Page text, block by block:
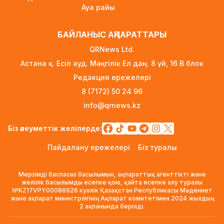
үй несиесі берілуі мүмкін
Футболдан Қазақстан құрамасына жаңа бас
2 күн бұрын
«Қазақтелекомның» екі қызметкері жұмыс
кезінде қаза тапты
Трамп АҚШ-та туғандарға автоматты түрде
қол қойды
Қыркүйектен бастап көлік әкелуге
қойылатын талаптар күшейеді
Ауа райы
БАЙЛАНЫС АҚПАРАТТАРЫ
QRNews Ltd.
Астана қ. Есіл ауд. Мәңгілік Ел даң. 8 үй, 16 B блок
Редакция ережелері
8 (7172) 50 24 96
info@qrnews.kz
Біз әлеуметтік желілерде:
Пайдалану ережелері Біз туралы
Мерзімді баспасөз басылымын, ақпараттық агенттікті және
желілік басылымды есепке қою, қайта есепке алу туралы
№KZ17VPY00086926 куәлік Қазақстан Республикасы Мәдениет
және ақпарат министрлігінің Ақпарат комитетімен 2024 жылдың
2 ақпанында берілді.